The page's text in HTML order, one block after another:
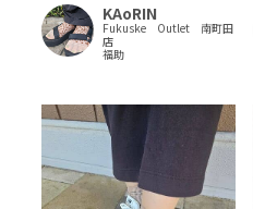
KAoRIN
Fukuske Outlet 南町田
店
福助